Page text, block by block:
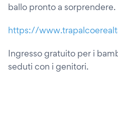
ballo pronto a sorprendere.
https://
Ingresso gratuito per i
seduti con i genitori.